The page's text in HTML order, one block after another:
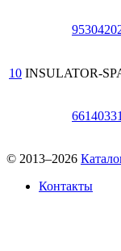
10 INSULATOR-
© 2013–2026
Контакты